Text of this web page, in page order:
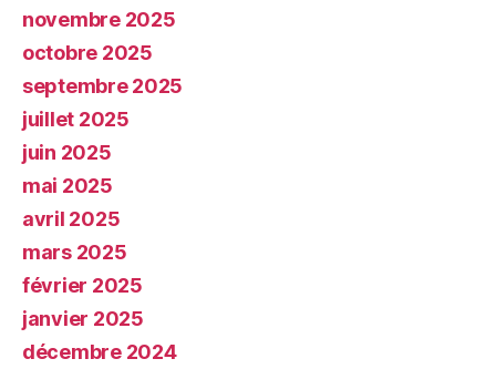
novembre 2025
octobre 2025
septembre 2025
juillet 2025
juin 2025
mai 2025
avril 2025
mars 2025
février 2025
janvier 2025
décembre 2024